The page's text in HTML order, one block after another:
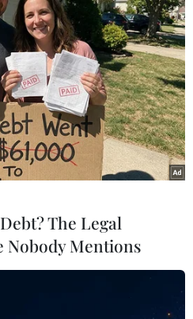
triển nông thôn:
lợn sống
Thú y về việc nhập khẩu lợn
Nam Bộ NN&PTNT đã đồng
sống dựa trên hồ sơ do các
The Legal
Nobody Mentions